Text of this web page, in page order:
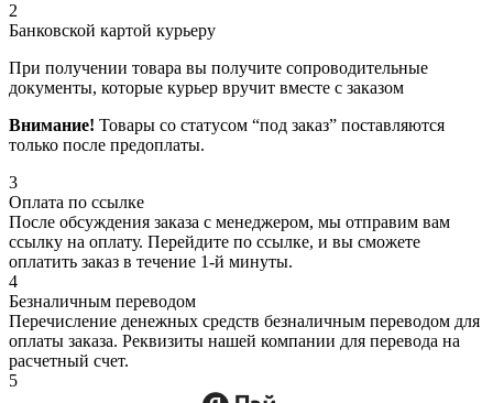
2
Банковской картой курьеру
При получении товара вы получите сопроводительные
документы, которые курьер вручит вместе с заказом
Внимание! Товары со статусом “под заказ” поставляются
только после предоплаты.
3
Оплата по ссылке
После обсуждения заказа с менеджером, мы отправим вам
ссылку на оплату. Перейдите по ссылке, и вы сможете
оплатить заказ в течение 1-й минуты.
4
Безналичным переводом
Перечисление денежных средств безналичным переводом для
оплаты заказа. Реквизиты нашей компании для перевода на
расчетный счет.
5